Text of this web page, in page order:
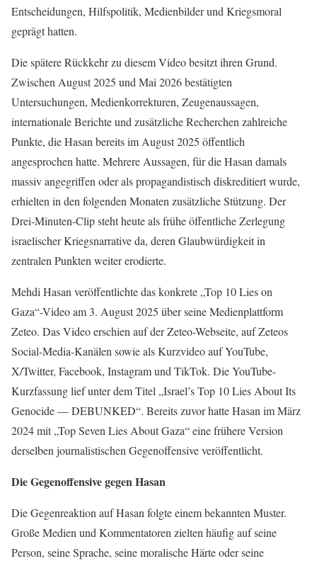
Entscheidungen, Hilfspolitik, Medienbilder und Kriegsmoral
geprägt hatten.
Die spätere Rückkehr zu diesem Video besitzt ihren Grund.
Zwischen August 2025 und Mai 2026 bestätigten
Untersuchungen, Medienkorrekturen, Zeugenaussagen,
internationale Berichte und zusätzliche Recherchen zahlreiche
Punkte, die Hasan bereits im August 2025 öffentlich
angesprochen hatte. Mehrere Aussagen, für die Hasan damals
massiv angegriffen oder als propagandistisch diskreditiert wurde,
erhielten in den folgenden Monaten zusätzliche Stützung. Der
Drei-Minuten-Clip steht heute als frühe öffentliche Zerlegung
israelischer Kriegsnarrative da, deren Glaubwürdigkeit in
zentralen Punkten weiter erodierte.
Mehdi Hasan veröffentlichte das konkrete „Top 10 Lies on
Gaza“-Video am 3. August 2025 über seine Medienplattform
Zeteo. Das Video erschien auf der Zeteo-Webseite, auf Zeteos
Social-Media-Kanälen sowie als Kurzvideo auf YouTube,
X/Twitter, Facebook, Instagram und TikTok. Die YouTube-
Kurzfassung lief unter dem Titel „Israel’s Top 10 Lies About Its
Genocide — DEBUNKED“. Bereits zuvor hatte Hasan im März
2024 mit „Top Seven Lies About Gaza“ eine frühere Version
derselben journalistischen Gegenoffensive veröffentlicht.
Die Gegenoffensive gegen Hasan
Die Gegenreaktion auf Hasan folgte einem bekannten Muster.
Große Medien und Kommentatoren zielten häufig auf seine
Person, seine Sprache, seine moralische Härte oder seine